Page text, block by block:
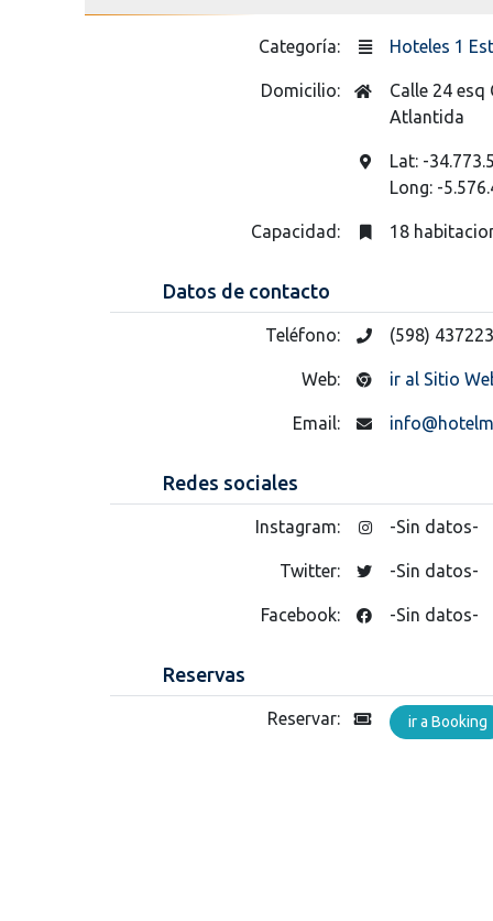
Categoría: Hoteles 1
Domicilio:
Calle 24 esq
Atlantida
Lat: -
Long: -
Capacidad: 18
Datos de contacto
Teléfono: (598)
Web: ir al Sitio
Email:
Redes sociales
Instagram: -Sin datos-
Twitter: -Sin datos-
Facebook: -Sin datos-
Reservas
Reservar: ir a Booking